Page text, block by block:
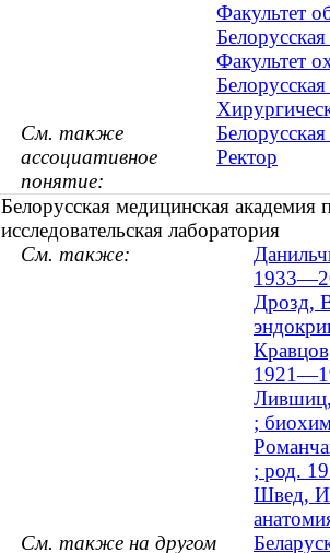
Факультет
Факультет
См. также
ассоциативное
понятие:
Ректор
Белорусская медицинская
исследовательская лаборатория
См. также:
Дрозд,
Лившиц,
;
; род.
Швед,
См. также на другом